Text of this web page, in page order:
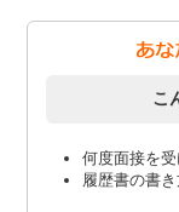
こ
何度面接を
履歴書の書